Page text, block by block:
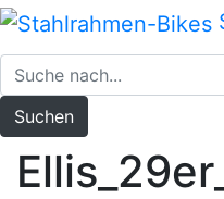
Zum
Inhalt
springen
Suchen